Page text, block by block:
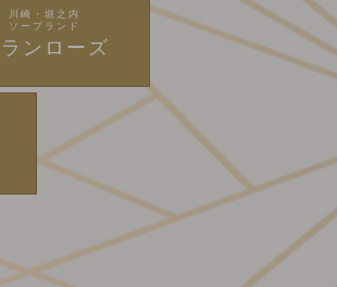
川崎・堀之内
ソープランド
ンローズ